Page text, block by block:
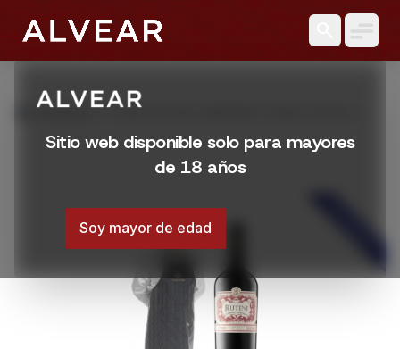
Sitio web disponible solo para mayores
de 18 años
Soy mayor de edad
Productos
VINO RUTINI CABERNET SYRAH 750 ML +
DESTACADO